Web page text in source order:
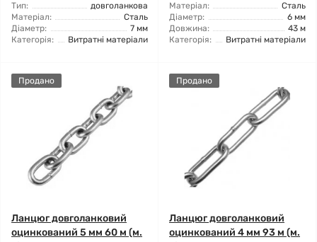
Тип:
довголанкова
Матеріал:
Сталь
Діаметр:
7 мм
Категорія:
Витратні матеріали
Матеріал:
Сталь
Діаметр:
6 мм
Довжина:
43 м
Категорія:
Витратні матеріали
Продано
Ланцюг довголанковий
оцинкований 5 мм 60 м (м.
Продано
Ланцюг довголанковий
оцинкований 4 мм 93 м (м.